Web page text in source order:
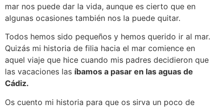
mar nos puede dar la vida, aunque es cierto que en
algunas ocasiones también nos la puede quitar.
Todos hemos sido pequeños y hemos querido ir al mar.
Quizás mi historia de filia hacia el mar comience en
aquel viaje que hice cuando mis padres decidieron que
las vacaciones las íbamos a pasar en las aguas de
Cádiz.
Os cuento mi historia para que os sirva un poco de